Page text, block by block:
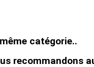
catégorie..
recommandons